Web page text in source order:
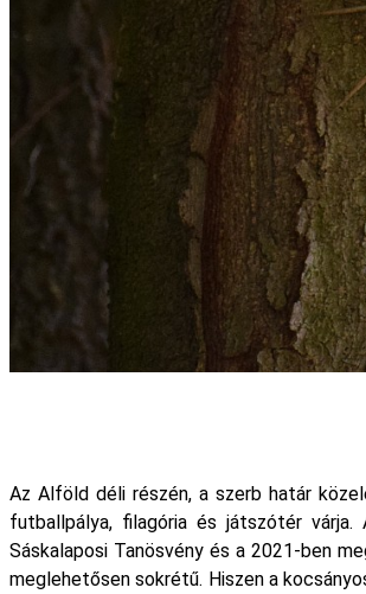
Az Alföld déli részén, a szerb határ
futballpálya, filagória és játszótér
Sáskalaposi Tanösvény és a 2021-ben
meglehetősen sokrétű. Hiszen a